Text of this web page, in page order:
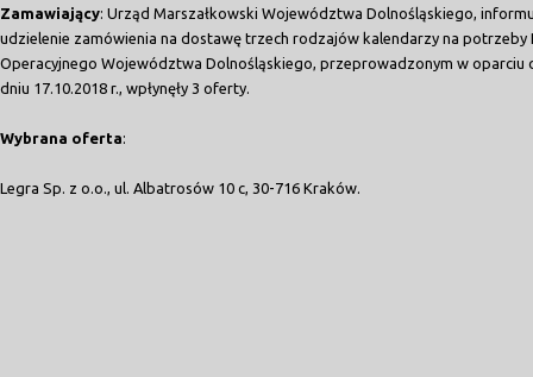
Zamawiający: Urząd Marszałkowski Województwa Dolnośląskiego,
udzielenie zamówienia na dostawę trzech rodzajów kalendarzy na potrzeby
Operacyjnego Województwa Dolnośląskiego, przeprowadzonym w oparciu
dniu 17.10.2018 r., wpłynęły 3 oferty.
Wybrana oferta:
Legra Sp. z o.o., ul. Albatrosów 10 c, 30-716 Kraków.